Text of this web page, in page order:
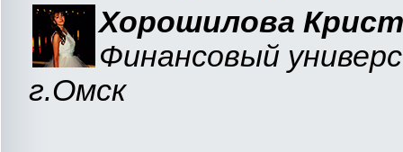
Хорошилова
Финансовый
г.Омск